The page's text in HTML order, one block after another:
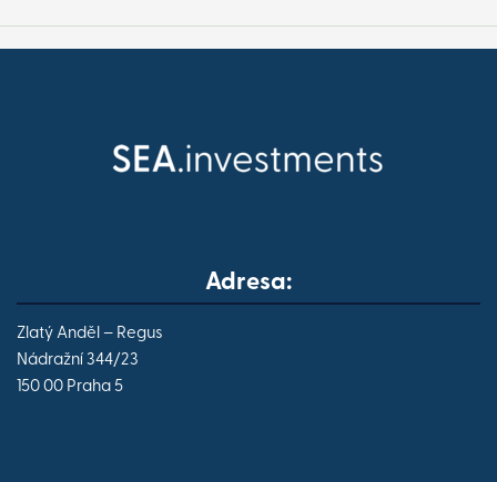
Adresa:
Zlatý Anděl – Regus
Nádražní 344/23
150 00 Praha 5